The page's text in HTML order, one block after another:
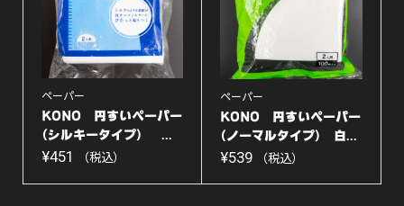
ペーパー
KONO 円すいペーパー
(シルキータイプ) ...
¥451 （税込）
ペーパー
KONO 円すいペーパー
(ノーマルタイプ) 白...
¥539 （税込）